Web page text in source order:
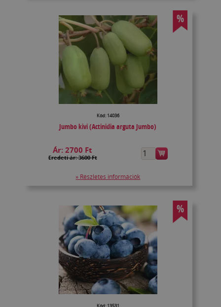
%
Kód: 14036
Jumbo kivi (Actinidia arguta Jumbo)
Ár:2700 Ft
Eredeti ár: 3600 Ft
» Részletes információk
%